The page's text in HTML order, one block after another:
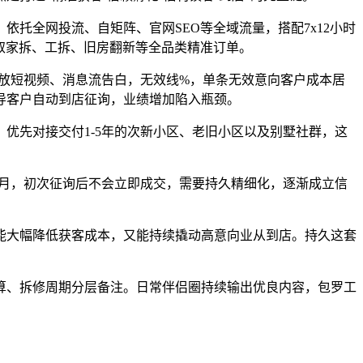
全网投流、自矩阵、官网SEO等全域流量，搭配7x12小时
拆、工拆、旧房翻新等全品类精准订单。
视频、消息流告白，无效线%，单条无效意向客户成本居
户自动到店征询，业绩增加陷入瓶颈。
对接交付1-5年的次新小区、老旧小区以及别墅社群，这
初次征询后不会立即成交，需要持久精细化，逐渐成立信
幅降低获客成本，又能持续撬动高意向业从到店。持久这套
拆修周期分层备注。日常伴侣圈持续输出优良内容，包罗工